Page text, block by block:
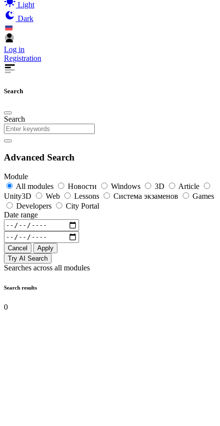
Light
Dark
Log in
Registration
Search
Search
Advanced Search
Module
All modules
Новости Windows 3D
Article
Unity3D
Web Lessons Система экзаменов
Games
Developers
City Portal
Date range
Cancel
Apply
Try AI Search
Searches across all modules
Search results
0